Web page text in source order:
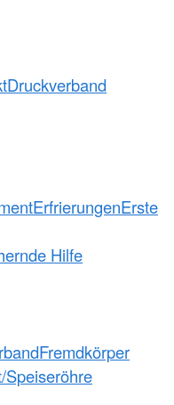
Druckverband
ErfrierungenErste
Hilfe
Fremdkörper
Speiseröhre